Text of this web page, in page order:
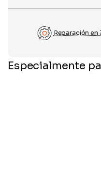
Reparación
Especialmente